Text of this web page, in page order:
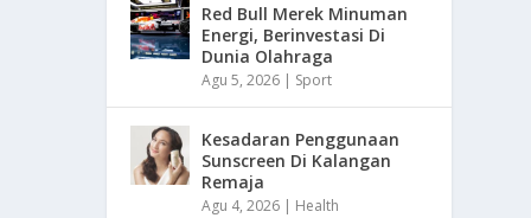
Red Bull Merek Minuman
Energi, Berinvestasi Di
Dunia Olahraga
Agu 5, 2026 | Sport
Kesadaran Penggunaan
Sunscreen Di Kalangan
Remaja
Agu 4, 2026 | Health